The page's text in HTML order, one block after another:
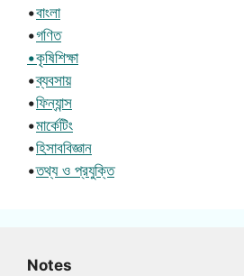
•বাংলা
•গণিত
•কৃষিশিক্ষা
•ব্যবসায়
•ফিন্যান্স
•মার্কেটিং
•হিসাববিজ্ঞান
•তথ্য ও প্রযুক্তি
Notes